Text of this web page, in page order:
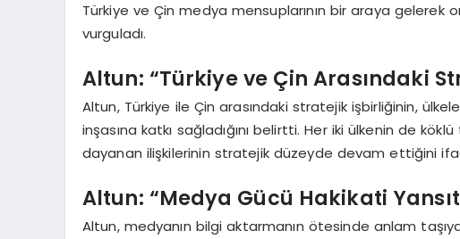
Türkiye ve Çin medya mensuplarının bir araya gelerek
vurguladı.
Altun: “Türkiye ve Çin Arasındaki
Altun, Türkiye ile Çin arasındaki stratejik işbirliğinin,
inşasına katkı sağladığını belirtti. Her iki ülkenin de
dayanan ilişkilerinin stratejik düzeyde devam ettiğini
Altun: “Medya Gücü Hakikati
Altun, medyanın bilgi aktarmanın ötesinde anlam